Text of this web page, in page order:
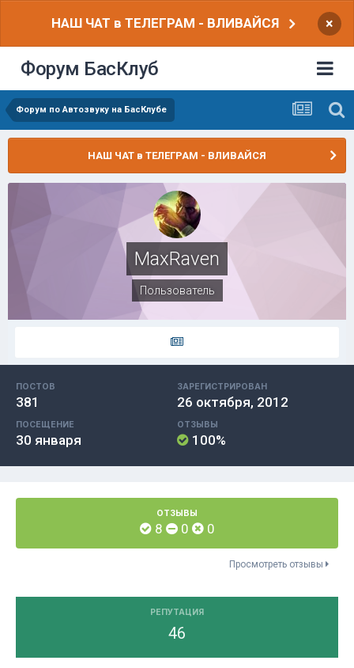
НАШ ЧАТ в ТЕЛЕГРАМ - ВЛИВАЙСЯ ×
Форум БасКлуб
Форум по Автозвуку на БасКлубе
НАШ ЧАТ в ТЕЛЕГРАМ - ВЛИВАЙСЯ
MaxRaven
Пользователь
ПОСТОВ
381
ЗАРЕГИСТРИРОВАН
26 октября, 2012
ПОСЕЩЕНИЕ
30 января
ОТЗЫВЫ
100%
ОТЗЫВЫ
8 0 0
Просмотреть отзывы
РЕПУТАЦИЯ
46